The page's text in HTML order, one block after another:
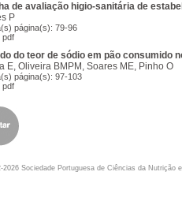
de avaliação higio-sanitária de
P
página(s): 79-96
pdf
do teor de sódio em pão consumido
E, Oliveira BMPM, Soares ME, Pinho O
página(s): 97-103
pdf
2026 Sociedade Portuguesa de Ciências da